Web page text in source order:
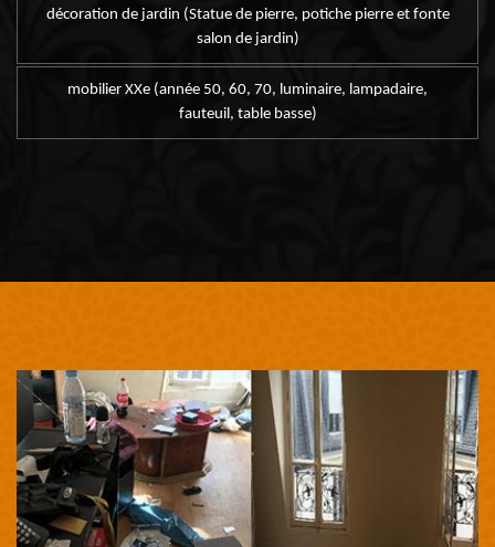
décoration de jardin (Statue de pierre, potiche pierre et fonte
salon de jardin)
mobilier XXe (année 50, 60, 70, luminaire, lampadaire,
fauteuil, table basse)